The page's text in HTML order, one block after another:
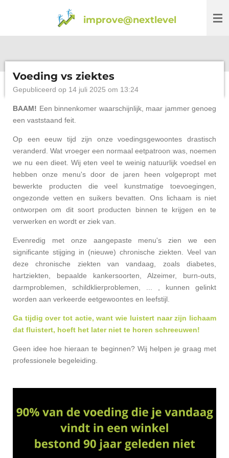
improve@nextlevel
Voeding vs ziektes
Gepubliceerd op 14 juli 2025 om 13:24
BAAM! Een binnenkomer waarschijnlijk, maar jammer genoeg
een vaststaand feit.
Op een eeuw tijd zijn onze voedingsgewoontes drastisch
veranderd. Wat vroeger een normaal eetpatroon was, noemen
we nu een dieet. Wij eten veel te weinig natuurlijk voedsel en
hebben onze menu's door de jaren heen volgepropt met
bewerkte producten die veel kunstmatige toevoegingen,
ongezonde vetten en suikers bevatten. Ons lichaam is niet
ontworpen om dit soort producten binnen te krijgen en te
verwerken en wordt er ziek van.
Evenredig met onze aangepaste menu's zien we een
significante stijging in (nieuwe) chronische ziekten. Veel van
deze chronische ziekten van vandaag, zoals diabetes,
hartziekten, bepaalde kankersoorten, Alzeimer, burn-outs,
darmproblemen, schildklierproblemen, ... , kunnen gelinkt
worden aan verkeerde eetgewoontes en leefstijl.
Ga tijdig over tot actie, want wie luistert naar zijn lichaam
dat fluistert, hoeft het later niet te horen schreeuwen!
Geen idee hoe hieraan te beginnen? Wij helpen je graag met
professionele begeleiding.